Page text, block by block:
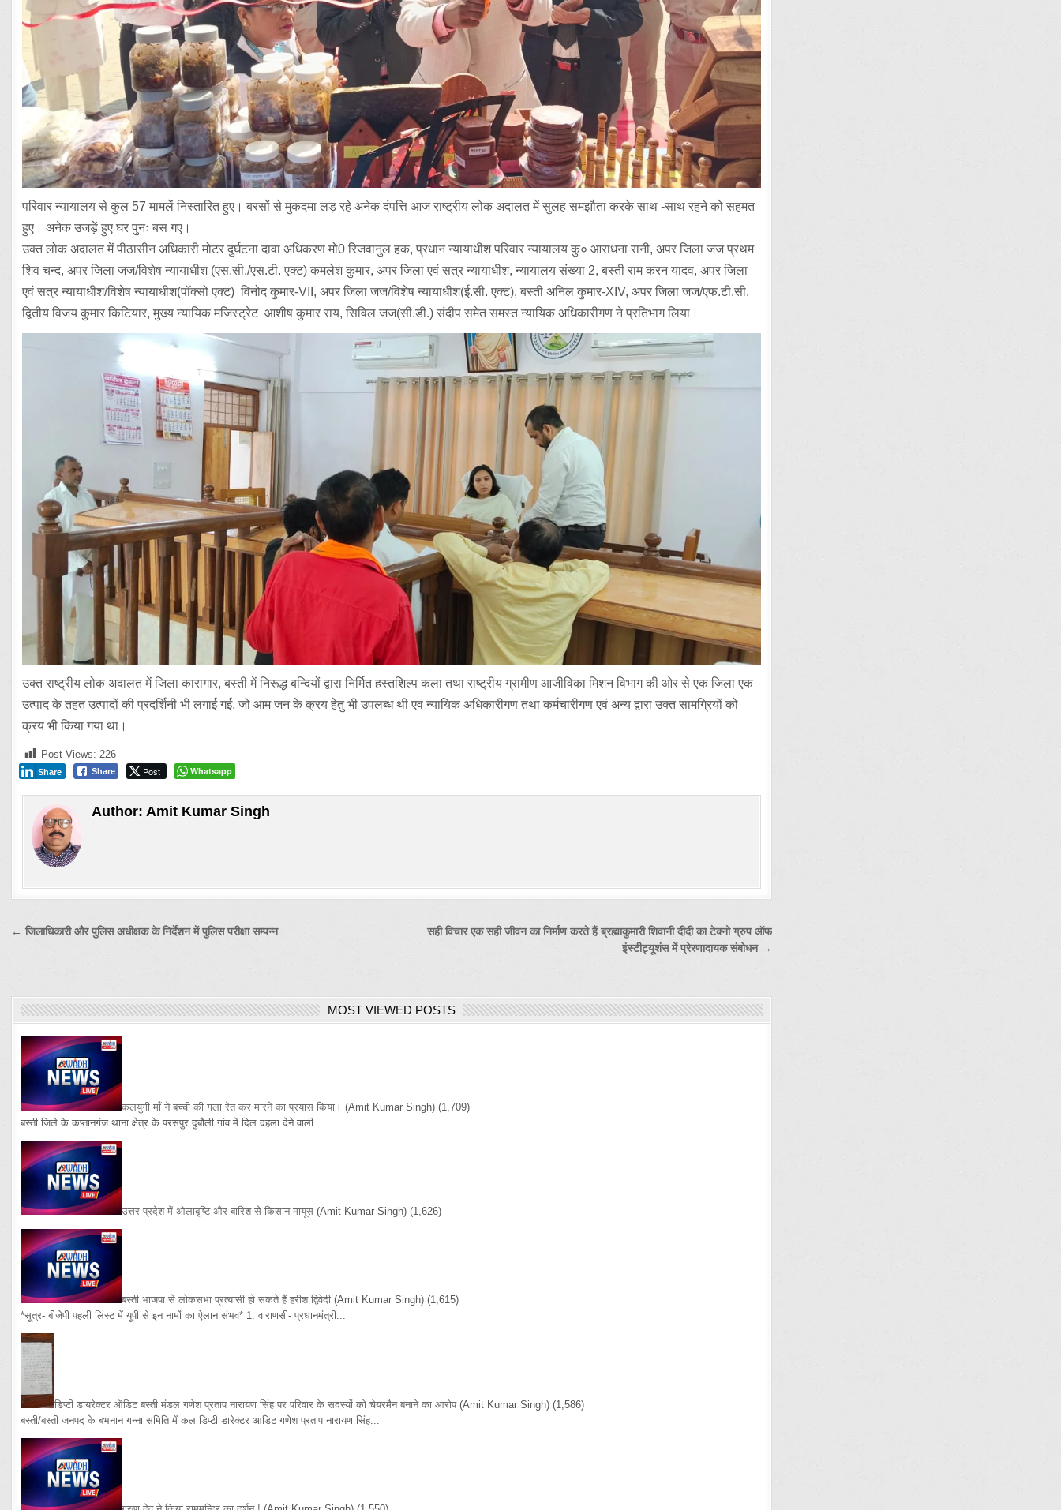
परिवार न्यायालय से कुल 57 मामलें निस्तारित हुए। बरसों से मुकदमा लड़ रहे अनेक दंपत्ति आज राष्ट्रीय लोक अदालत में सुलह समझौता करके साथ -साथ रहने को सहमत
हुए। अनेक उजड़ें हुए घर पुनः बस गए।
उक्त लोक अदालत में पीठासीन अधिकारी मोटर दुर्घटना दावा अधिकरण मो0 रिजवानुल हक, प्रधान न्यायाधीश परिवार न्यायालय कु० आराधना रानी, अपर जिला जज प्रथम
शिव चन्द, अपर जिला जज/विशेष न्यायाधीश (एस.सी./एस.टी. एक्ट) कमलेश कुमार, अपर जिला एवं सत्र न्यायाधीश, न्यायालय संख्या 2, बस्ती राम करन यादव, अपर जिला
एवं सत्र न्यायाधीश/विशेष न्यायाधीश(पॉक्सो एक्ट) विनोद कुमार-VII, अपर जिला जज/विशेष न्यायाधीश(ई.सी. एक्ट), बस्ती अनिल कुमार-XIV, अपर जिला जज/एफ.टी.सी.
द्वितीय विजय कुमार किटियार, मुख्य न्यायिक मजिस्ट्रेट आशीष कुमार राय, सिविल जज(सी.डी.) संदीप समेत समस्त न्यायिक अधिकारीगण ने प्रतिभाग लिया।
उक्त राष्ट्रीय लोक अदालत में जिला कारागार, बस्ती में निरूद्ध बन्दियों द्वारा निर्मित हस्तशिल्प कला तथा राष्ट्रीय ग्रामीण आजीविका मिशन विभाग की ओर से एक जिला एक
उत्पाद के तहत उत्पादों की प्रदर्शिनी भी लगाई गई, जो आम जन के क्रय हेतु भी उपलब्ध थी एवं न्यायिक अधिकारीगण तथा कर्मचारीगण एवं अन्य द्वारा उक्त सामग्रियों को
क्रय भी किया गया था।
Post Views: 226
Share Post
Share Whatsapp
Author: Amit Kumar Singh
Post
सही विचार एक सही जीवन का निर्माण करते हैं ब्रह्माकुमारी शिवानी दीदी का टेक्नो ग्रुप ऑफ
इंस्टीट्यूशंस में प्रेरणादायक संबोधन →
← जिलाधिकारी और पुलिस अधीक्षक के निर्देशन में पुलिस परीक्षा सम्पन्न
MOST VIEWED POSTS
कलयुगी माँ ने बच्ची की गला रेत कर मारने का प्रयास किया। (Amit Kumar Singh) (1,709)
बस्ती जिले के कप्तानगंज थाना क्षेत्र के परसपुर दुबौली गांव में दिल दहला देने वाली...
उत्तर प्रदेश में ओलाबृष्टि और बारिश से किसान मायूस (Amit Kumar Singh) (1,626)
बस्ती भाजपा से लोकसभा प्रत्यासी हो सकते हैं हरीश द्विवेदी (Amit Kumar Singh) (1,615)
*सूत्र- बीजेपी पहली लिस्ट में यूपी से इन नामों का ऐलान संभव* 1. वाराणसी- प्रधानमंत्री...
डिप्टी डायरेक्टर ऑडिट बस्ती मंडल गणेश प्रताप नारायण सिंह पर परिवार के सदस्यों को चेयरमैन बनाने का आरोप (Amit Kumar Singh) (1,586)
बस्ती/बस्ती जनपद के बभनान गन्ना समिति में कल डिप्टी डारेक्टर आडिट गणेश प्रताप नारायण सिंह...